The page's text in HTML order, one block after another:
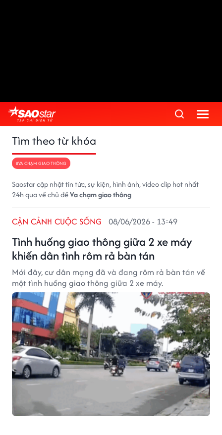
Tìm theo từ khóa
#VA CHẠM GIAO THÔNG
Saostar cập nhật tin tức, sự kiện, hình ảnh, video clip hot nhất
24h qua về chủ đềVa chạm giao thông
Tình huống giao thông giữa 2 xe máy
khiến dân tình rôm rả bàn tán
CẬN CẢNH CUỘC SỐNG 08/06/2026 - 13:49
Mới đây, cư dân mạng đã và đang rôm rả bàn tán về
một tình huống giao thông giữa 2 xe máy.